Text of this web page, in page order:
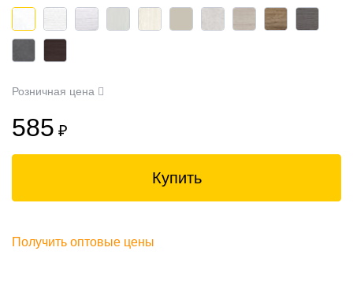
Розничная цена
585 ₽
Купить
Получить оптовые цены